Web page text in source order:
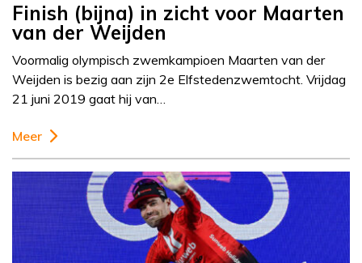
Finish (bijna) in zicht voor Maarten
van der Weijden
Voormalig olympisch zwemkampioen Maarten van der
Weijden is bezig aan zijn 2e Elfstedenzwemtocht. Vrijdag
21 juni 2019 gaat hij van…
Meer